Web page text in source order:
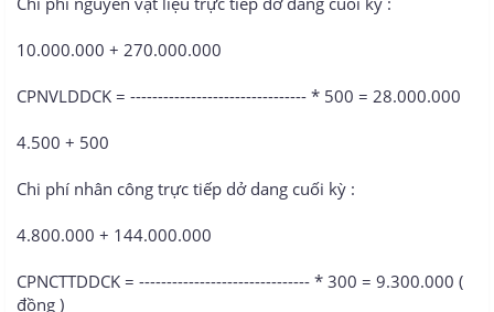
10.000.000 + 270.000.000
CPNVLDDCK = -------------------------------- * 500 = 28.000.000
4.500 + 500
Chi phí nhân công trực tiếp dở dang cuối kỳ :
4.800.000 + 144.000.000
CPNCTTDDCK = ------------------------------- * 300 = 9.300.000 (
đồng )